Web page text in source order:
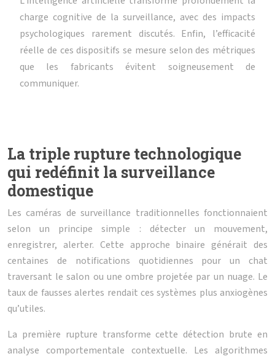
charge cognitive de la surveillance, avec des impacts
psychologiques rarement discutés. Enfin, l’efficacité
réelle de ces dispositifs se mesure selon des métriques
que les fabricants évitent soigneusement de
communiquer.
La triple rupture technologique
qui redéfinit la surveillance
domestique
Les caméras de surveillance traditionnelles fonctionnaient
selon un principe simple : détecter un mouvement,
enregistrer, alerter. Cette approche binaire générait des
centaines de notifications quotidiennes pour un chat
traversant le salon ou une ombre projetée par un nuage. Le
taux de fausses alertes rendait ces systèmes plus anxiogènes
qu’utiles.
La première rupture transforme cette détection brute en
analyse comportementale contextuelle. Les algorithmes